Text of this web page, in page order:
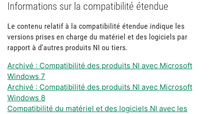
Informations sur la compatibilité étendue
Le contenu relatif à la compatibilité étendue indique les
versions prises en charge du matériel et des logiciels par
rapport à d'autres produits NI ou tiers.
Archivé : Compatibilité des produits NI avec Microsoft
Windows 7
Archivé : Compatibilité des produits NI avec Microsoft
Windows 8
Compatibilité du matériel et des logiciels NI avec les